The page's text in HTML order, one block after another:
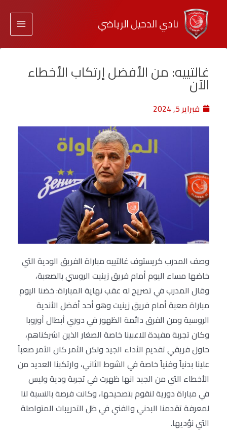
نادي الدحيل الرياضي
غالتييه: من الأفضل إرتكاب الأخطاء
الآن
فبراير 5, 2024
وصف المدرب كريستوف غالتييه مباراة الفريق الودية التي
خاضها مساء اليوم أمام فريق زينيت الروسي بالصعبة،
وقال المدرب في تصريح له عقب نهاية المباراة: خضنا اليوم
مباراة صعبة أمام فريق زينيت وهو أحد أفضل الأندية
الروسية ومن الفرق دائمة الظهور في دوري أبطال أوروبا
وكان تجربة مفيدة للاعبينا خاصة الصغار الذين اشركناهم،
حاول فريقي تقديم الأداء الجيد ولكن الأمر كان الأمر صعباً
علينا بدنياً وفنياً خاصة في الشوط الثاني، وارتكبنا العديد من
الأخطاء التي من الجيد انها ظهرت في تجربة ودية وليس
في مباراة دورية لنقوم بتصحيحها، وكانت فرصة بالنسبة لنا
لمعرفة تقدمنا البدني والفني في ظل التدريبات المتواصلة
التي نؤديها.